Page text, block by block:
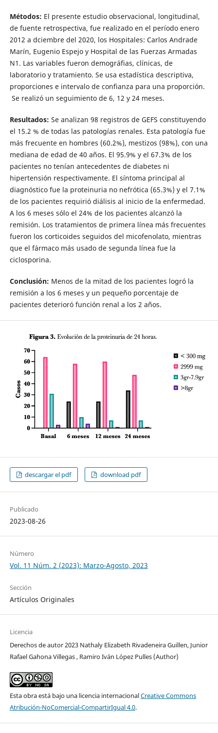
Métodos: El presente estudio observacional, longitudinal,
de fuente retrospectiva, fue realizado en el período enero
2012 a dciembre del 2020, los Hospitales: Carlos Andrade
Marín, Eugenio Espejo y Hospital de las Fuerzas Armadas
N1. Las variables fueron demográfias, clínicas, de
laboratorio y tratamiento. Se usa estadística descriptiva,
proporciones e intervalo de confianza para una proporción.
Se realizó un seguimiento de 6, 12 y 24 meses.
Resultados: Se analizan 98 registros de GEFS constituyendo
el 15.2 % de todas las patologías renales. Esta patología fue
más frecuente en hombres (60.2%), mestizos (98%), con una
mediana de edad de 40 años. El 95.9% y el 67.3% de los
pacientes no tenían antecedentes de diabetes ni
hipertensión respectivamente. El síntoma principal al
diagnóstico fue la proteinuria no nefrótica (65.3%) y el 7.1%
de los pacientes requirió diálisis al inicio de la enfermedad.
A los 6 meses sólo el 24% de los pacientes alcanzó la
remisión. Los tratamientos de primera línea más frecuentes
fueron los corticoides seguidos del micofenolato, mientras
que el fármaco más usado de segunda línea fue la
ciclosporina.
Conclusión: Menos de la mitad de los pacientes logró la
remisión a los 6 meses y un pequeño porcentaje de
pacientes deterioró función renal a los 2 años.
descargar el pdf download pdf
Publicado
2023-08-26
Número
Vol. 11 Núm. 2 (2023): Marzo-Agosto, 2023
Sección
Artículos Originales
Licencia
Derechos de autor 2023 Nathaly Elizabeth Rivadeneira Guillen, Junior
Rafael Gahona Villegas , Ramiro Iván López Pulles (Author)
Esta obra está bajo una licencia internacionalCreative Commons
Atribución-NoComercial-CompartirIgual 4.0.